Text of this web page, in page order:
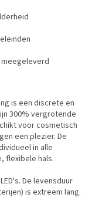
is een discrete en
300% vergrotende
voor cosmetisch
een plezier. De
in alle
flexibele hals.
De levensduur
is extreem lang.